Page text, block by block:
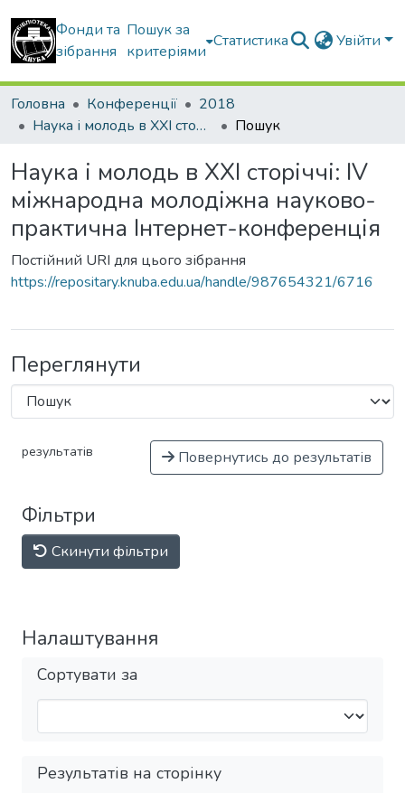
Фонди та
зібрання
Пошук за
критеріями
Статистика Увійти
Головна Конференції
2018
Наука і молодь в ХХІ сторіччі: IV міжнародна молодіжна науково-практична Інтернет-конференція
Пошук
Наука і молодь в ХХІ сторіччі: IV
міжнародна молодіжна науково-
практична Інтернет-конференція
Постійний URI для цього зібрання
https://repositary.knuba.edu.ua/handle/987654321/6716
Переглянути
результатів Повернутись до результатів
Фільтри
Скинути фільтри
Налаштування
Сортувати за
Результатів на сторінку